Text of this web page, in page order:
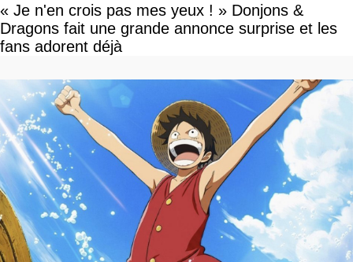
« Je n'en crois pas mes yeux ! » Donjons &
Dragons fait une grande annonce surprise et les
fans adorent déjà